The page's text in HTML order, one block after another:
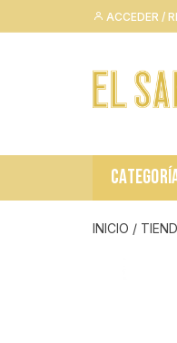
al
ACCEDER /
INICIO /